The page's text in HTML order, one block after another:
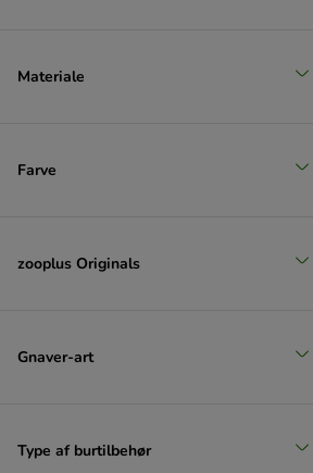
Materiale
Farve
zooplus Originals
Gnaver-art
Type af burtilbehør